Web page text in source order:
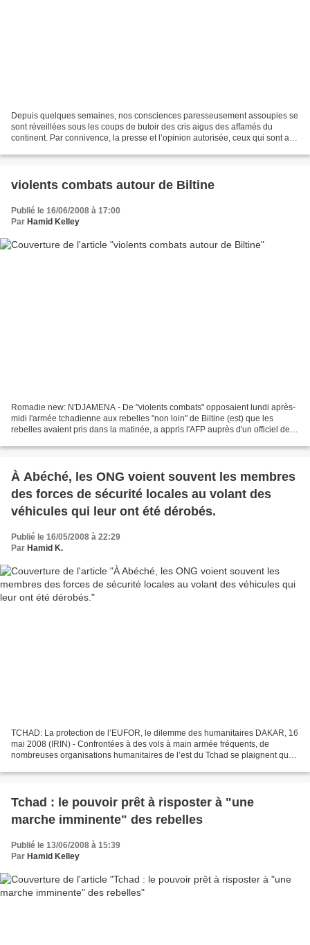
Depuis quelques semaines, nos consciences paresseusement assoupies se
sont réveillées sous les coups de butoir des cris aigus des affamés du
continent. Par connivence, la presse et l’opinion autorisée, ceux qui sont au
violents combats autour de Biltine
Publié le 16/06/2008 à 17:00
Par Hamid Kelley
Romadie new: N'DJAMENA - De "violents combats" opposaient lundi après-
midi l'armée tchadienne aux rebelles "non loin" de Biltine (est) que les
rebelles avaient pris dans la matinée, a appris l'AFP auprès d'un officiel de
À Abéché, les ONG voient souvent les membres
des forces de sécurité locales au volant des
véhicules qui leur ont été dérobés.
Publié le 16/05/2008 à 22:29
Par Hamid K.
TCHAD: La protection de l’EUFOR, le dilemme des humanitaires DAKAR, 16
mai 2008 (IRIN) - Confrontées à des vols à main armée fréquents, de
nombreuses organisations humanitaires de l’est du Tchad se plaignent que
Tchad : le pouvoir prêt à risposter à "une
marche imminente" des rebelles
Publié le 13/06/2008 à 15:39
Par Hamid Kelley